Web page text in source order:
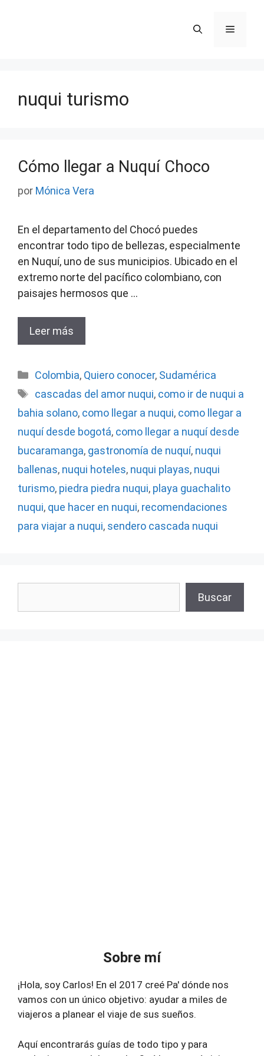
Menú
nuqui turismo
Cómo llegar a Nuquí Choco
por Mónica Vera
En el departamento del Chocó puedes
encontrar todo tipo de bellezas, especialmente
en Nuquí, uno de sus municipios. Ubicado en el
extremo norte del pacífico colombiano, con
paisajes hermosos que …
Leer más
Categorías
Colombia, Quiero conocer, Sudamérica
Etiquetas
cascadas del amor nuqui, como ir de nuqui a
bahia solano, como llegar a nuqui, como llegar a
nuquí desde bogotá, como llegar a nuquí desde
bucaramanga, gastronomía de nuquí, nuqui
ballenas, nuqui hoteles, nuqui playas, nuqui
turismo, piedra piedra nuqui, playa guachalito
nuqui, que hacer en nuqui, recomendaciones
para viajar a nuqui, sendero cascada nuqui
Buscar
Sobre mí
¡Hola, soy Carlos! En el 2017 creé Pa' dónde nos
vamos con un único objetivo: ayudar a miles de
viajeros a planear el viaje de sus sueños.
Aquí encontrarás guías de todo tipo y para